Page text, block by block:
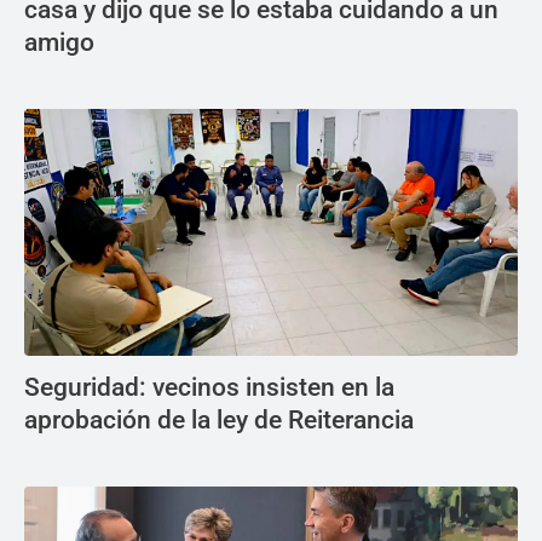
casa y dijo que se lo estaba cuidando a un
amigo
Seguridad: vecinos insisten en la
aprobación de la ley de Reiterancia